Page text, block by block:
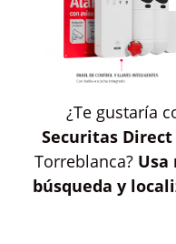
¿Te gustaría
Securitas Direct
Torreblanca?
búsqueda y